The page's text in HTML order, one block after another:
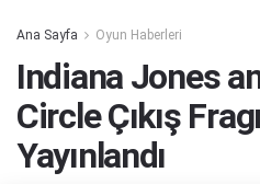
Ana Sayfa Oyun Haberleri
Indiana Jones
Circle Çıkış
Yayınlandı